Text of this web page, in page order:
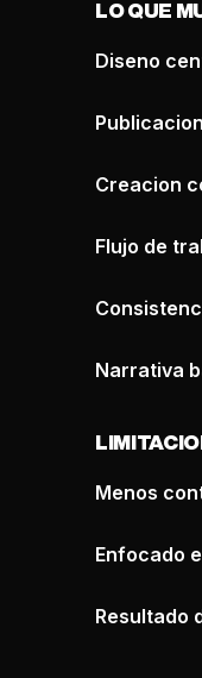
LO QUE
Diseno
Creacion
Flujo de
Narrativa
Menos
Enfocado
Resultado